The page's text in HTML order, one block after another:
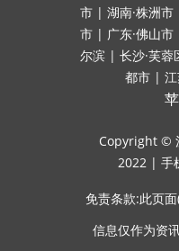
市 | 湖南·株洲市
市 | 广东·佛山市
尔滨 | 长沙·芙蓉
都市 |
Copyright ©
2022 | 手
免责条款:此页
信息仅作为资